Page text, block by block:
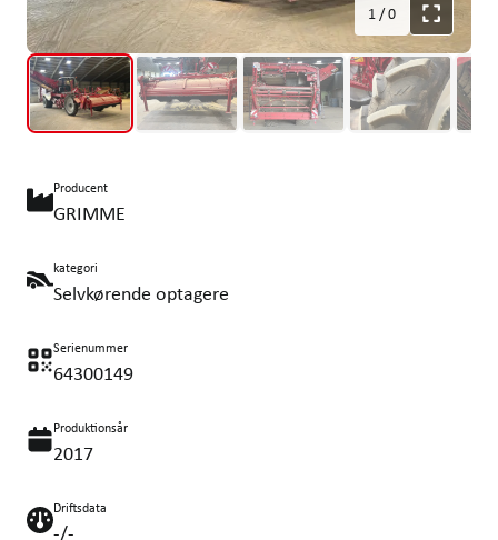
1/0
Producent
GRIMME
kategori
Selvkørende optagere
Serienummer
64300149
Produktionsår
2017
Driftsdata
-/-